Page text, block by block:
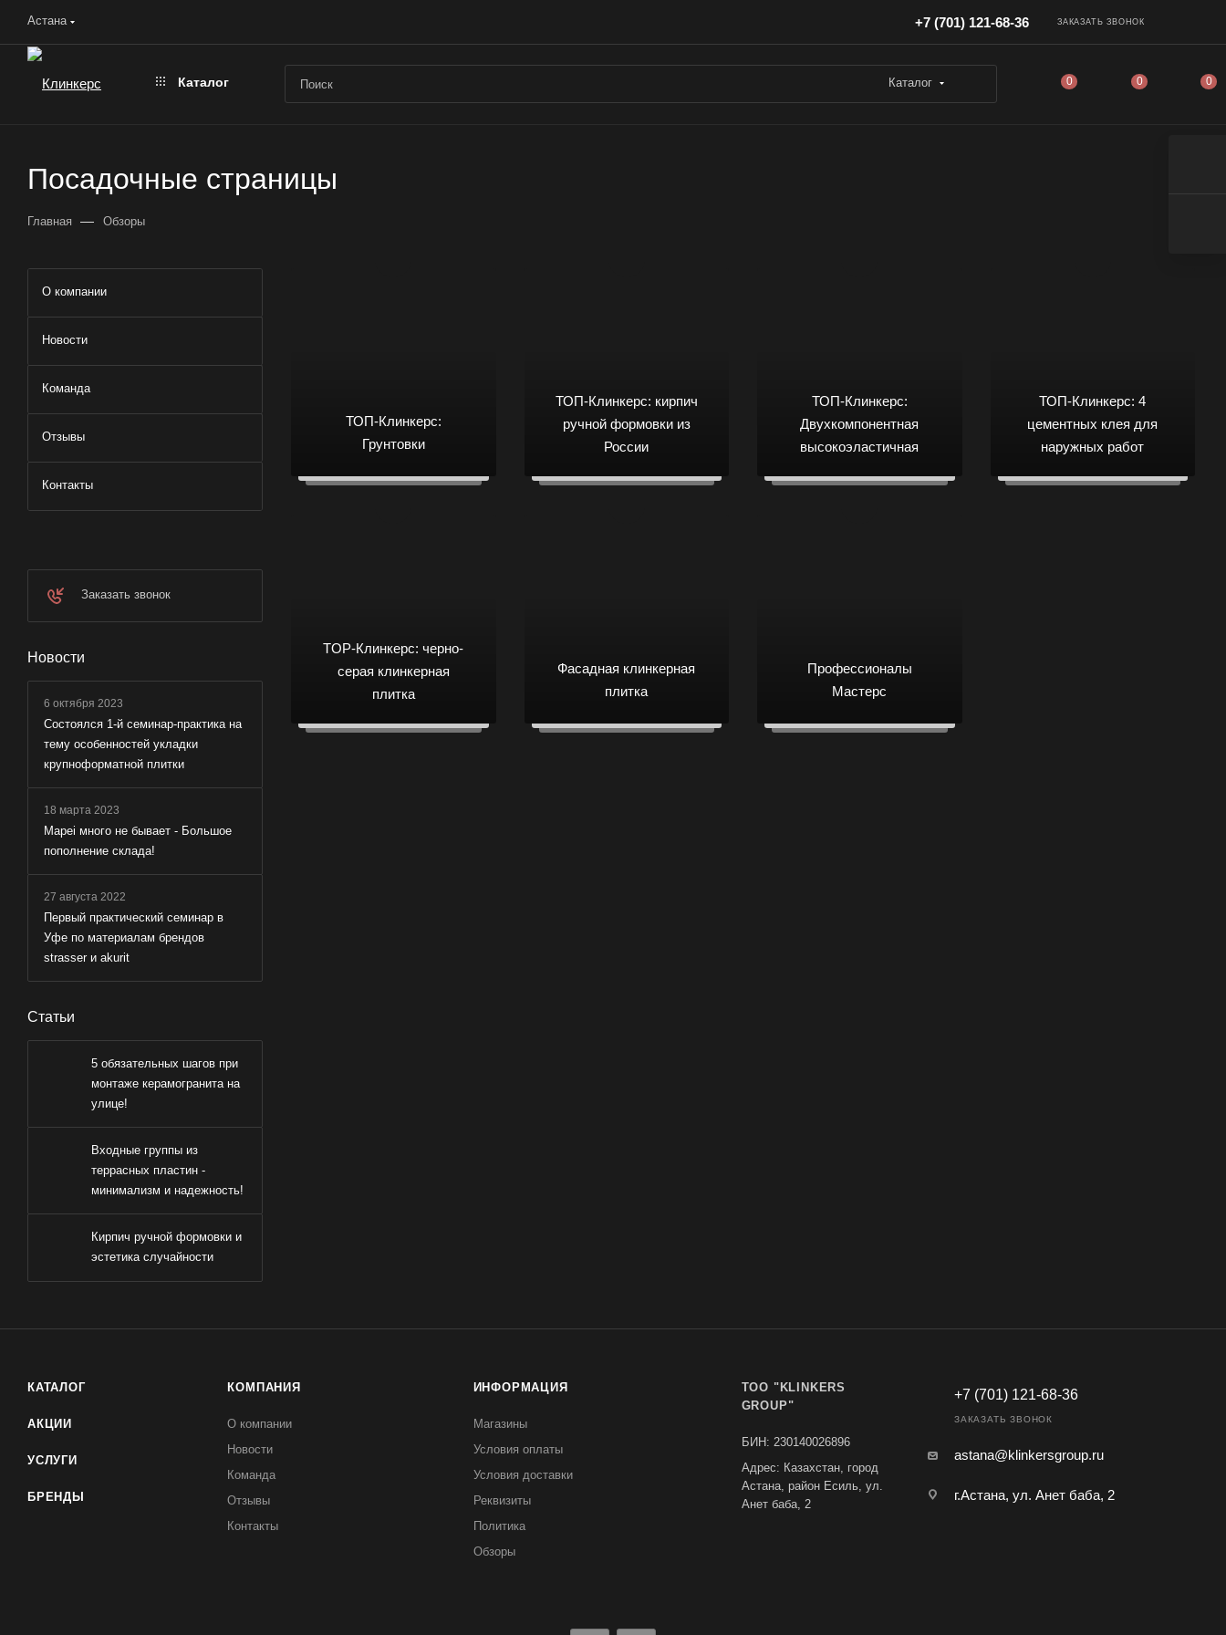
Астана +7 (701) 121-68-36 ЗАКАЗАТЬ ЗВОНОК
Каталог Каталог 0 0 0
Посадочные страницы
Главная — Обзоры
ТОП-Клинкерс:
Грунтовки
ТОП-Клинкерс: кирпич
ручной формовки из
России
ТОП-Клинкерс:
Двухкомпонентная
высокоэластичная
ТОП-Клинкерс: 4
цементных клея для
наружных работ
TOP-Клинкерс: черно-
серая клинкерная
плитка
Фасадная клинкерная
плитка
Профессионалы
Мастерс
О компании
Новости
Команда
Отзывы
Контакты
Заказать звонок
Новости
6 октября 2023
Состоялся 1-й семинар-практика на
тему особенностей укладки
крупноформатной плитки
18 марта 2023
Mapei много не бывает - Большое
пополнение склада!
27 августа 2022
Первый практический семинар в
Уфе по материалам брендов
strasser и akurit
Статьи
5 обязательных шагов при
монтаже керамогранита на
улице!
Входные группы из
террасных пластин -
минимализм и надежность!
Кирпич ручной формовки и
эстетика случайности
КАТАЛОГ
АКЦИИ
УСЛУГИ
БРЕНДЫ
КОМПАНИЯ
О компании
Новости
Команда
Отзывы
Контакты
ИНФОРМАЦИЯ
Магазины
Условия оплаты
Условия доставки
Реквизиты
Политика
Обзоры
TOO "KLINKERS
GROUP"
БИН: 230140026896
Адрес: Казахстан, город
Астана, район Есиль, ул.
Анет баба, 2
+7 (701) 121-68-36
ЗАКАЗАТЬ ЗВОНОК
astana@klinkersgroup.ru
г.Астана, ул. Анет баба, 2